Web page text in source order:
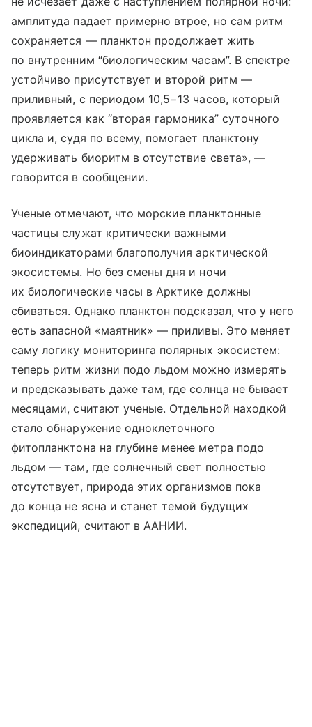
амплитуда падает примерно втрое, но сам ритм
сохраняется — планктон продолжает жить
по внутренним “биологическим часам”. В спектре
устойчиво присутствует и второй ритм —
приливный, с периодом 10,5−13 часов, который
проявляется как “вторая гармоника” суточного
цикла и, судя по всему, помогает планктону
удерживать биоритм в отсутствие света», —
говорится в сообщении.
Ученые отмечают, что морские планктонные
частицы служат критически важными
биоиндикаторами благополучия арктической
экосистемы. Но без смены дня и ночи
их биологические часы в Арктике должны
сбиваться. Однако планктон подсказал, что у него
есть запасной «маятник» — приливы. Это меняет
саму логику мониторинга полярных экосистем:
теперь ритм жизни подо льдом можно измерять
и предсказывать даже там, где солнца не бывает
месяцами, считают ученые. Отдельной находкой
стало обнаружение одноклеточного
фитопланктона на глубине менее метра подо
льдом — там, где солнечный свет полностью
отсутствует, природа этих организмов пока
до конца не ясна и станет темой будущих
экспедиций, считают в ААНИИ.